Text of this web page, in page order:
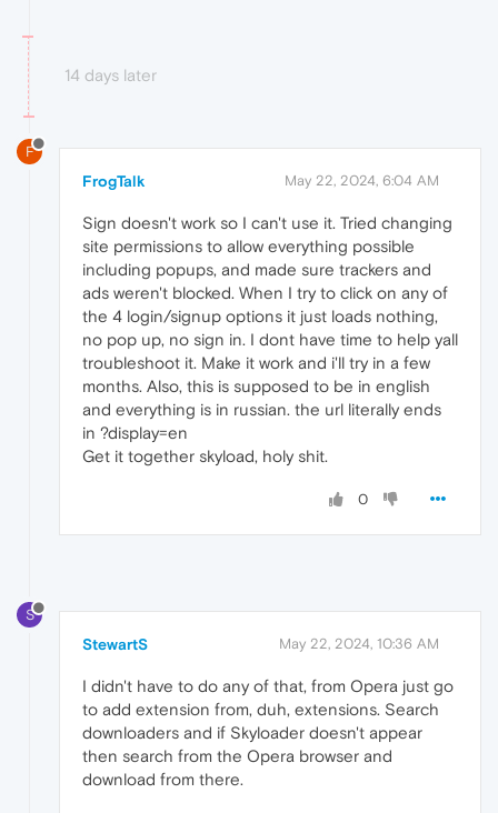
14 days later
F
FrogTalk May 22, 2024, 6:04 AM
Sign doesn't work so I can't use it. Tried changing
site permissions to allow everything possible
including popups, and made sure trackers and
ads weren't blocked. When I try to click on any of
the 4 login/signup options it just loads nothing,
no pop up, no sign in. I dont have time to help yall
troubleshoot it. Make it work and i'll try in a few
months. Also, this is supposed to be in english
and everything is in russian. the url literally ends
in ?display=en
Get it together skyload, holy shit.
0
S
StewartS May 22, 2024, 10:36 AM
I didn't have to do any of that, from Opera just go
to add extension from, duh, extensions. Search
downloaders and if Skyloader doesn't appear
then search from the Opera browser and
download from there.